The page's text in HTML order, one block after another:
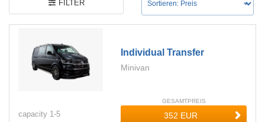
FILTER
Individual Transfer
Minivan
capacity 1-5
GESAMTPREIS